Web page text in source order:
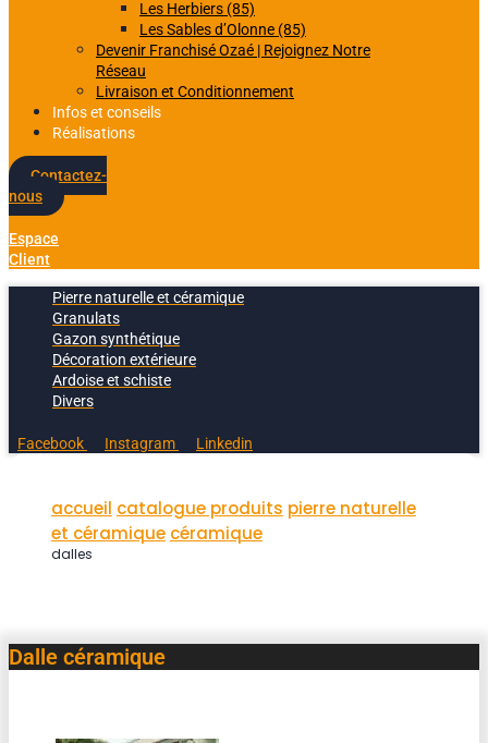
Les Herbiers (85)
Les Sables d’Olonne (85)
Devenir Franchisé Ozaé | Rejoignez Notre
Réseau
Livraison et Conditionnement
Infos et conseils
Réalisations
Contactez-
nous
Espace
Client
Pierre naturelle et céramique
Granulats
Gazon synthétique
Décoration extérieure
Ardoise et schiste
Divers
Facebook Instagram Linkedin
accueil catalogue produits pierre naturelle
et céramique céramique
dalles
Dalle céramique